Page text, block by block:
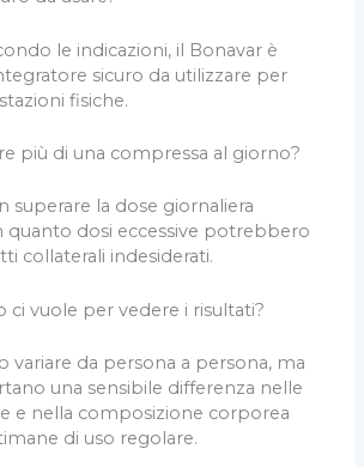
le indicazioni, il Bonavar è
sicuro da utilizzare per
fisiche.
più di una compressa al giorno?
superare la dose giornaliera
quanto dosi eccessive potrebbero
collaterali indesiderati.
ci vuole per vedere i risultati?
variare da persona a persona, ma
una sensibile differenza nelle
e nella composizione corporea
di uso regolare.